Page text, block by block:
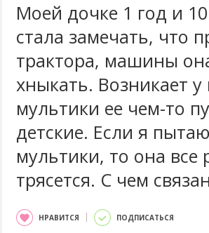
Моей дочке 1 год и
стала замечать, что
трактора, машины
хныкать. Возникает
мультики ее чем-то
детские. Если я
мультики, то она все
трясется. С чем
НРАВИТСЯ ПОДПИСАТЬСЯ